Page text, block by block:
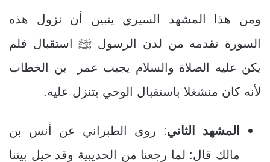
ومن هذا المشهد السيري يتبين أن نزول هذه
السورة تقدمه من لدن الرسول ﷺ استقبال فلم
يكن عليه الصلاة والسلام يجيب عمر بن الخطاب
لأنه كان منشغلا باستقبال الوحي يتنزل عليه.
المشهد الثاني: روى الطبراني عن أنس بن
مالك قال: لما رجعنا من الحديبية وقد حيل بيننا